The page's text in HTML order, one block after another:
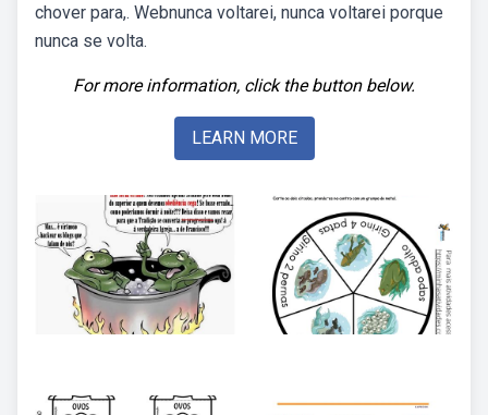
chover para,. Webnunca voltarei, nunca voltarei porque
nunca se volta.
For more information, click the button below.
LEARN MORE